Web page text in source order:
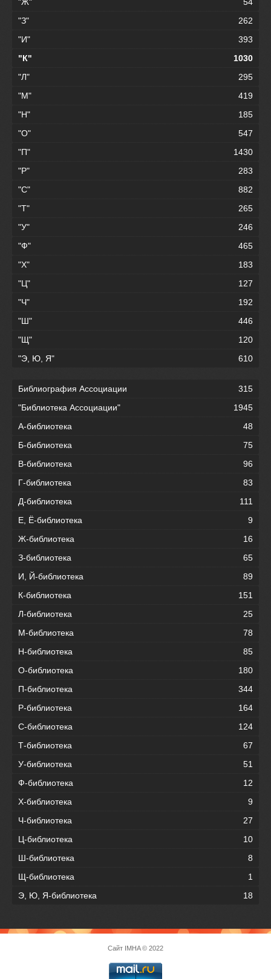
"З"
262
"И"
393
"К"
1030
"Л"
295
"М"
419
"Н"
185
"О"
547
"П"
1430
"Р"
283
"С"
882
"Т"
265
"У"
246
"Ф"
465
"Х"
183
"Ц"
127
"Ч"
192
"Ш"
446
"Щ"
120
"Э, Ю, Я"
610
Библиография Ассоциации
315
"Библиотека Ассоциации"
1945
А-библиотека
48
Б-библиотека
75
В-библиотека
96
Г-библиотека
83
Д-библиотека
111
Е, Ё-библиотека
9
Ж-библиотека
16
З-библиотека
65
И, Й-библиотека
89
К-библиотека
151
Л-библиотека
25
М-библиотека
78
Н-библиотека
85
О-библиотека
180
П-библиотека
344
Р-библиотека
164
С-библиотека
124
Т-библиотека
67
У-библиотека
51
Ф-библиотека
12
Х-библиотека
9
Ч-библиотека
27
Ц-библиотека
10
Ш-библиотека
8
Щ-библиотека
1
Э, Ю, Я-библиотека
18
Сайт IMHA© 2022